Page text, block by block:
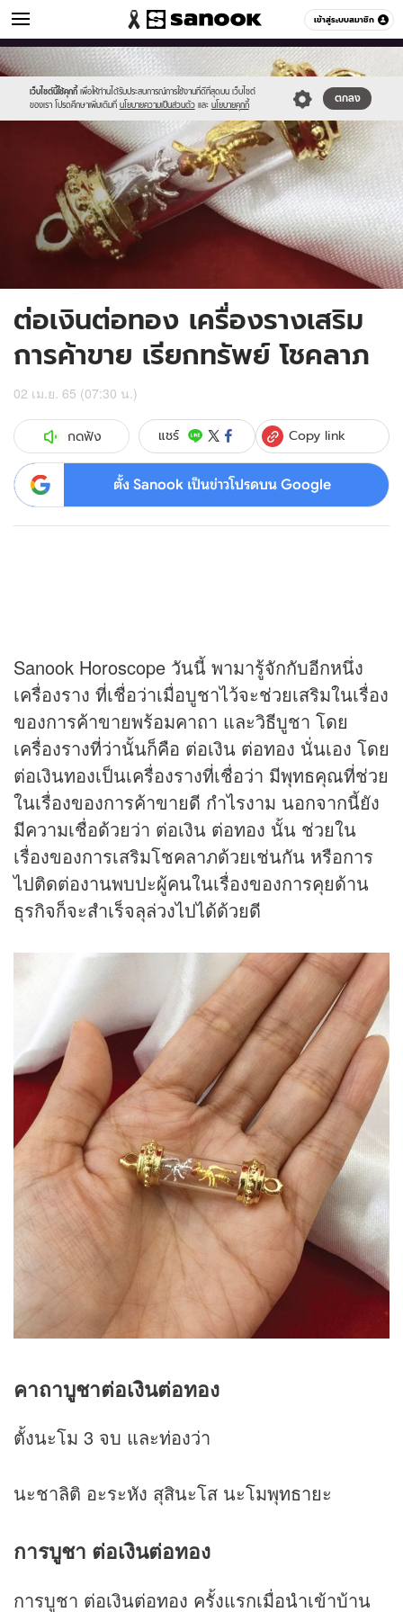
เข้าสู่ระบบสมาชิก
ดูดวง หมวดอื่นๆ
เว็บไซต์นี้ใช้คุกกี้ เพื่อให้ท่านได้รับประสบการณ์การใช้งานที่ดีที่สุดบน เว็บไซต์
ของเรา โปรดศึกษาเพิ่มเติมที่ นโยบายความเป็นส่วนตัว และ นโยบายคุกกี้
ตกลง
Sanook
//s.isanook.com/sr/0/images/logo-
new-
sanook.png
600
60
//s.isanook.com/ho/0/ud/42/213641/
ต่อเงินต่อทอง เครื่องรางเสริม
การค้าขาย เรียกทรัพย์ โชคลาภ
02 เม.ย. 65 (07:30 น.)
กดฟัง แชร์ Copy link
ตั้ง Sanook เป็นข่าวโปรดบน Google
Sanook Horoscope วันนี้ พามารู้จักกับอีกหนึ่ง
เครื่องราง ที่เชื่อว่าเมื่อบูชาไว้จะช่วยเสริมในเรื่อง
ของการค้าขายพร้อมคาถา และวิธีบูชา โดย
เครื่องรางที่ว่านั้นก็คือ ต่อเงิน ต่อทอง นั่นเอง โดย
ต่อเงินทองเป็นเครื่องรางที่เชื่อว่า มีพุทธคุณที่ช่วย
ในเรื่องของการค้าขายดี กำไรงาม นอกจากนี้ยัง
มีความเชื่อด้วยว่า ต่อเงิน ต่อทอง นั้น ช่วยใน
เรื่องของการเสริมโชคลาภด้วยเช่นกัน หรือการ
ไปติดต่องานพบปะผู้คนในเรื่องของการคุยด้าน
ธุรกิจก็จะสำเร็จลุล่วงไปได้ด้วยดี
คาถาบูชาต่อเงินต่อทอง
ตั้งนะโม 3 จบ และท่องว่า
นะชาลิติ อะระหัง สุสินะโส นะโมพุทธายะ
การบูชา ต่อเงินต่อทอง
การบูชา ต่อเงินต่อทอง ครั้งแรกเมื่อนำเข้าบ้าน